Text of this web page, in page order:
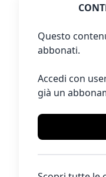
Questo
abbonati.
Accedi con
già un